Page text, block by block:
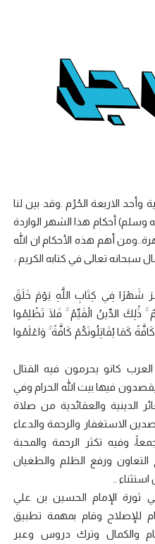
الاربعة الحُرُم .وقد بين لنا
وسلم) أحكام هذا الشهر الواردة
أهم هذه الأحكام ان الله
سبحانه تعالى في كتابه الكريم :
شَهْرًا فِي كِتَابِ اللَّهِ يَوْمَ خَلَقَ
ذَٰلِكَ الدِّينُ الْقَيِّمُ ۚ فَلَا تَظْلِمُوا
كَمَا يُقَاتِلُونَكُمْ كَافَّةً ۚ وَاعْلَمُوا
كانو يحرمون فيه القتال
فيها بيت الله الحرام وفي
الدينية والعقائدية من صلاة
الاستغفار والرحمة والدعاء
وفيه تكثر الرحمة والمحبة
التعاون ورفع الظلم والطغيان
..
ثورة الإمام الحسين بن علي
للإصلاح وقام بمهمة تطبيق
بالتمام والكمال وترك دروس وعبر